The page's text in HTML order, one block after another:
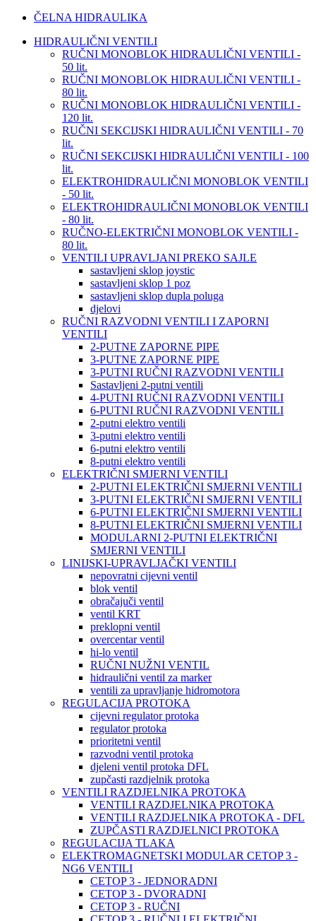
ČELNA HIDRAULIKA
HIDRAULIČNI VENTILI
RUČNI MONOBLOK HIDRAULIČNI VENTILI -
50 lit.
RUČNI MONOBLOK HIDRAULIČNI VENTILI -
80 lit.
RUČNI MONOBLOK HIDRAULIČNI VENTILI -
120 lit.
RUČNI SEKCIJSKI HIDRAULIČNI VENTILI - 70
lit.
RUČNI SEKCIJSKI HIDRAULIČNI VENTILI - 100
lit.
ELEKTROHIDRAULIČNI MONOBLOK VENTILI
- 50 lit.
ELEKTROHIDRAULIČNI MONOBLOK VENTILI
- 80 lit.
RUČNO-ELEKTRIČNI MONOBLOK VENTILI -
80 lit.
VENTILI UPRAVLJANI PREKO SAJLE
sastavljeni sklop joystic
sastavljeni sklop 1 poz
sastavljeni sklop dupla poluga
djelovi
RUČNI RAZVODNI VENTILI I ZAPORNI
VENTILI
2-PUTNE ZAPORNE PIPE
3-PUTNE ZAPORNE PIPE
3-PUTNI RUČNI RAZVODNI VENTILI
Sastavljeni 2-putni ventili
4-PUTNI RUČNI RAZVODNI VENTILI
6-PUTNI RUČNI RAZVODNI VENTILI
2-putni elektro ventili
3-putni elektro ventili
6-putni elektro ventili
8-putni elektro ventili
ELEKTRIČNI SMJERNI VENTILI
2-PUTNI ELEKTRIČNI SMJERNI VENTILI
3-PUTNI ELEKTRIČNI SMJERNI VENTILI
6-PUTNI ELEKTRIČNI SMJERNI VENTILI
8-PUTNI ELEKTRIČNI SMJERNI VENTILI
MODULARNI 2-PUTNI ELEKTRIČNI
SMJERNI VENTILI
LINIJSKI-UPRAVLJAČKI VENTILI
nepovratni cijevni ventil
blok ventil
obračajuči ventil
ventil KRT
preklopni ventil
overcentar ventil
hi-lo ventil
RUČNI NUŽNI VENTIL
hidraulični ventil za marker
ventili za upravljanje hidromotora
REGULACIJA PROTOKA
cijevni regulator protoka
regulator protoka
prioritetni ventil
razvodni ventil protoka
djeleni ventil protoka DFL
zupčasti razdjelnik protoka
VENTILI RAZDJELNIKA PROTOKA
VENTILI RAZDJELNIKA PROTOKA
VENTILI RAZDJELNIKA PROTOKA - DFL
ZUPČASTI RAZDJELNICI PROTOKA
REGULACIJA TLAKA
ELEKTROMAGNETSKI MODULAR CETOP 3 -
NG6 VENTILI
CETOP 3 - JEDNORADNI
CETOP 3 - DVORADNI
CETOP 3 - RUČNI